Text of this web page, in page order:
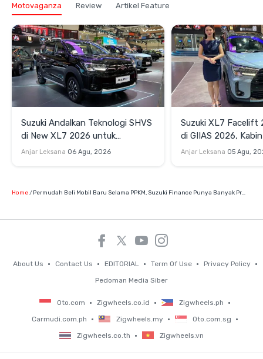
Motovaganza Review Artikel Feature
Suzuki Andalkan Teknologi SHVS
di New XL7 2026 untuk
Mendukung Efisiensi Berkendara
Anjar Leksana 06 Agu, 2026
Suzuki XL7 Facelift
di GIIAS 2026,
Fitur Hiburan
Anjar Leksana 05 Agu,
Home Permudah Beli Mobil Baru Selama PPKM, Suzuki Finance Punya Banyak Promo Menarik
About Us Contact Us EDITORIAL Term Of Use
Privacy Policy
Pedoman Media Siber
Oto.com Zigwheels.co.id
Zigwheels.ph
Carmudi.com.ph
Zigwheels.my
Oto.com.sg
Zigwheels.co.th
Zigwheels.vn